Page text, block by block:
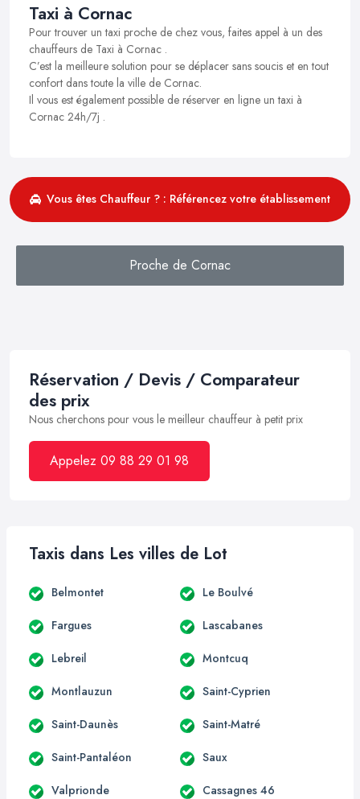
Taxi à Cornac
Pour trouver un taxi proche de chez vous, faites appel à un des
chauffeurs de Taxi à Cornac .
C’est la meilleure solution pour se déplacer sans soucis et en tout
confort dans toute la ville de Cornac.
Il vous est également possible de réserver en ligne un taxi à
Cornac 24h/7j .
Vous êtes Chauffeur ? : Référencez votre établissement
Proche de Cornac
Réservation / Devis / Comparateur
des prix
Nous cherchons pour vous le meilleur chauffeur à petit prix
Appelez 09 88 29 01 98
Taxis dans Les villes de Lot
Belmontet Le Boulvé
Fargues Lascabanes
Lebreil Montcuq
Montlauzun Saint-Cyprien
Saint-Daunès Saint-Matré
Saint-Pantaléon Saux
Valprionde Cassagnes 46